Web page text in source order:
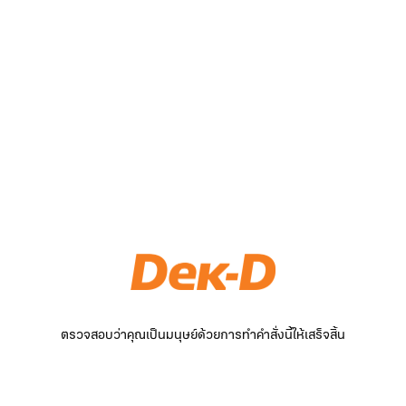
ตรวจสอบว่าคุณเป็นมนุษย์ด้วยการทำคำสั่งนี้ให้เสร็จสิ้น